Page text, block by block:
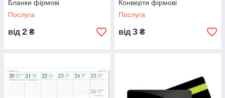
Бланки фірмові
Послуга
від 2 ₴
Конверти фірмові
Послуга
від 3 ₴